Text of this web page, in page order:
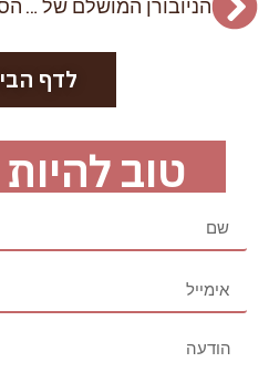
הניובורן המושלם של פנינה שלי-המשך
לדף
טוב